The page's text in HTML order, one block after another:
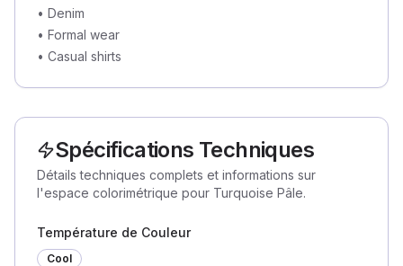
• Denim
• Formal wear
• Casual shirts
Spécifications Techniques
Détails techniques complets et informations sur
l'espace colorimétrique pour Turquoise Pâle.
Température de Couleur
Cool